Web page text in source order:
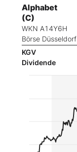
Alphabet
(C)
WKN A14Y6H
Börse Düsseldorf
KGV
Dividende